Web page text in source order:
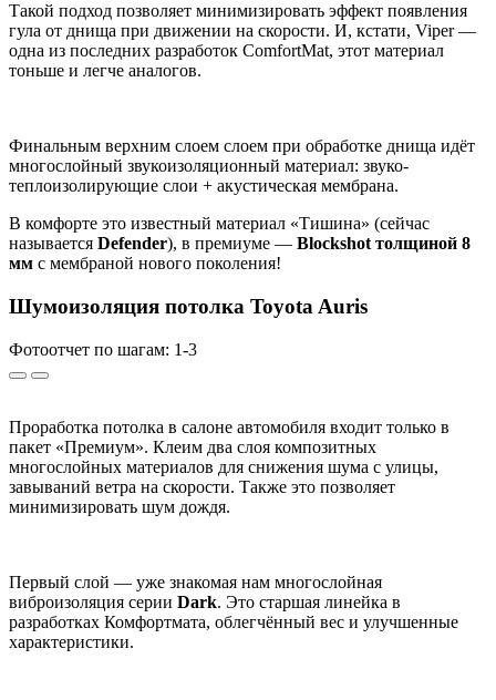
Такой подход позволяет минимизировать эффект появления
гула от днища при движении на скорости. И, кстати, Viper —
одна из последних разработок ComfortMat, этот материал
тоньше и легче аналогов.
Финальным верхним слоем слоем при обработке днища идёт
многослойный звукоизоляционный материал: звуко-
теплоизолирующие слои + акустическая мембрана.
В комфорте это известный материал «Тишина» (сейчас
называется Defender), в премиуме — Blockshot толщиной 8
мм с мембраной нового поколения!
Шумоизоляция потолка Toyota Auris
Фотоотчет по шагам: 1-3
Проработка потолка в салоне автомобиля входит только в
пакет «Премиум». Клеим два слоя композитных
многослойных материалов для снижения шума с улицы,
завываний ветра на скорости. Также это позволяет
минимизировать шум дождя.
Первый слой — уже знакомая нам многослойная
виброизоляция серии Dark. Это старшая линейка в
разработках Комфортмата, облегчённый вес и улучшенные
характеристики.